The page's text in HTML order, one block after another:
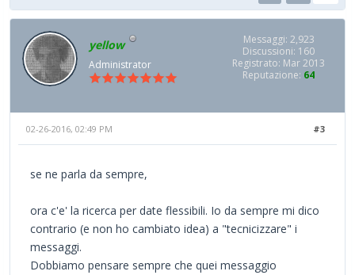
yellow
Administrator
Messaggi: 2,923
Discussioni: 160
Registrato: Mar 2013
Reputazione: 64
#3
02-26-2016, 02:49 PM
se ne parla da sempre,
ora c'e' la ricerca per date flessibili. Io da sempre mi dico
contrario (e non ho cambiato idea) a "tecnicizzare" i
messaggi.
Dobbiamo pensare sempre che quei messaggio